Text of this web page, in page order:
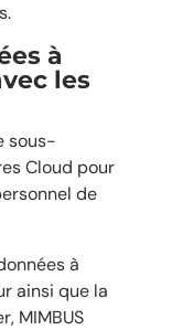
à
les
sous-
Cloud pour
de
à
ainsi que la
MIMBUS